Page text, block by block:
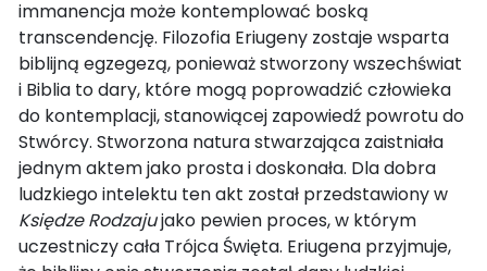
immanencja może kontemplować boską
transcendencję. Filozofia Eriugeny zostaje wsparta
biblijną egzegezą, ponieważ stworzony wszechświat
i Biblia to dary, które mogą poprowadzić człowieka
do kontemplacji, stanowiącej zapowiedź powrotu do
Stwórcy. Stworzona natura stwarzająca zaistniała
jednym aktem jako prosta i doskonała. Dla dobra
ludzkiego intelektu ten akt został przedstawiony w
Księdze Rodzajujako pewien proces, w którym
uczestniczy cała Trójca Święta. Eriugena przyjmuje,